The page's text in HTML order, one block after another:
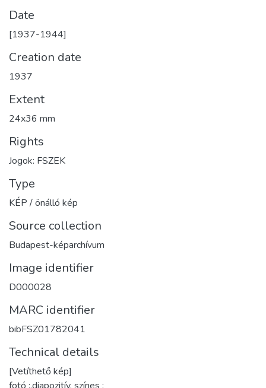
Date
[1937-1944]
Creation date
1937
Extent
24x36 mm
Rights
Jogok: FSZEK
Type
KÉP / önálló kép
Source collection
Budapest-képarchívum
Image identifier
D000028
MARC identifier
bibFSZ01782041
Technical details
[Vetíthető kép]